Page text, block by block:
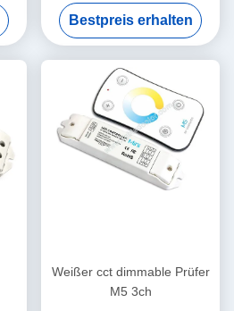
Bestpreis erhalten
Weißer cct dimmable Prüfer
M5 3ch